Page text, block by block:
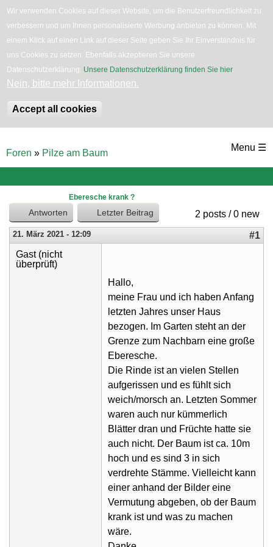
Wir verwenden Cookies auf dieser Website, um die Benutzerfreundlichkeit zu
verbessern und um Ihnen personalisierte Werbung anbieten zu können. Mit
einem Klick auf einen Link auf dieser Seite geben Sie Ihr Einverständnis für
uns Cookies zu setzen. Ebenfalls akzeptieren Sie unsere
Datenschutzerklärung. Unsere Datenschutzerklärung finden Sie hier.
Nein, bitte mehr Informationen.
Accept all cookies
zum
English Bäume Blumen Zurück
Menu ☰
Sie
sind
Foren » Pilze am Baum
Eberesche krank ?
2 posts / 0 new
Antworten Letzter Beitrag
21. März 2021 - 12:09
#1
Gast (nicht
überprüft)
Hallo,
meine Frau und ich haben Anfang
letzten Jahres unser Haus
bezogen. Im Garten steht an der
Grenze zum Nachbarn eine große
Eberesche.
Die Rinde ist an vielen Stellen
aufgerissen und es fühlt sich
weich/morsch an. Letzten Sommer
waren auch nur kümmerlich
Blätter dran und Früchte hatte sie
auch nicht. Der Baum ist ca. 10m
hoch und es sind 3 in sich
verdrehte Stämme. Vielleicht kann
einer anhand der Bilder eine
Vermutung abgeben, ob der Baum
krank ist und was zu machen
wäre.